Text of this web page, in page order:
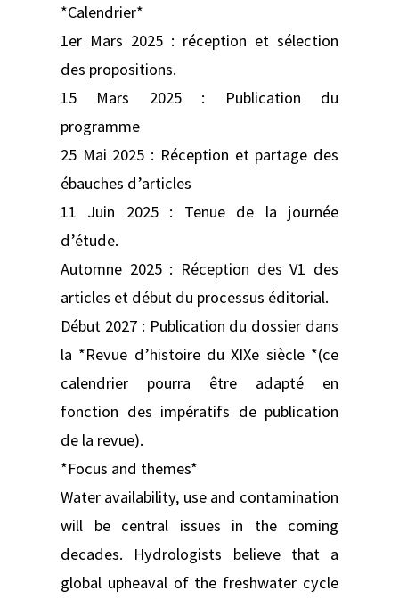
*Calendrier*
1er Mars 2025 : réception et sélection
des propositions.
15 Mars 2025 : Publication du
programme
25 Mai 2025 : Réception et partage des
ébauches d’articles
11 Juin 2025 : Tenue de la journée
d’étude.
Automne 2025 : Réception des V1 des
articles et début du processus éditorial.
Début 2027 : Publication du dossier dans
la *Revue d’histoire du XIXe siècle *(ce
calendrier pourra être adapté en
fonction des impératifs de publication
de la revue).
*Focus and themes*
Water availability, use and contamination
will be central issues in the coming
decades. Hydrologists believe that a
global upheaval of the freshwater cycle